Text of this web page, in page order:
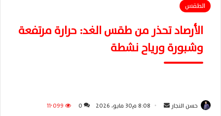
الطقس
الأرصاد تحذر من طقس الغد: حرارة مرتفعة
وشبورة ورياح نشطة
حسن النجار 8:08 م30 مايو، 2026 0
11٬099